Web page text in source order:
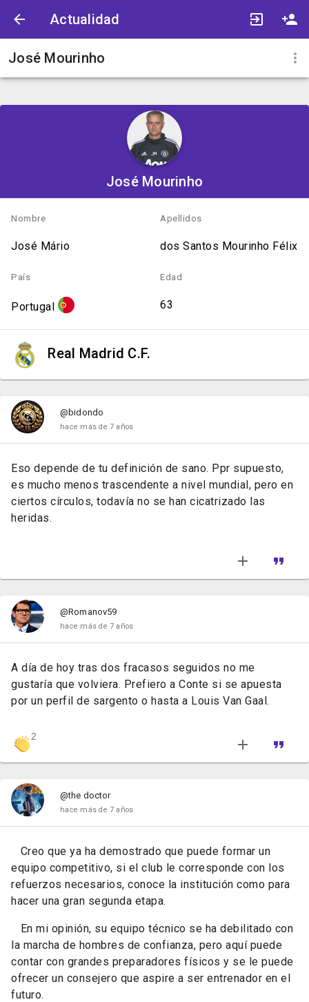
Actualidad
José Mourinho
José Mourinho
Nombre
José Mário
Apellidos
dos Santos Mourinho Félix
País
Portugal
Edad
63
Real Madrid C.F.
@bidondo
hace más de 7 años
Eso depende de tu definición de sano. Ppr supuesto,
es mucho menos trascendente a nivel mundial, pero en
ciertos círculos, todavía no se han cicatrizado las
heridas.
@Romanov59
hace más de 7 años
A día de hoy tras dos fracasos seguidos no me
gustaría que volviera. Prefiero a Conte si se apuesta
por un perfil de sargento o hasta a Louis Van Gaal.
2
@the doctor
hace más de 7 años
Creo que ya ha demostrado que puede formar un
equipo competitivo, si el club le corresponde con los
refuerzos necesarios, conoce la institución como para
hacer una gran segunda etapa.
En mi opinión, su equipo técnico se ha debilitado con
la marcha de hombres de confianza, pero aquí puede
contar con grandes preparadores físicos y se le puede
ofrecer un consejero que aspire a ser entrenador en el
futuro.